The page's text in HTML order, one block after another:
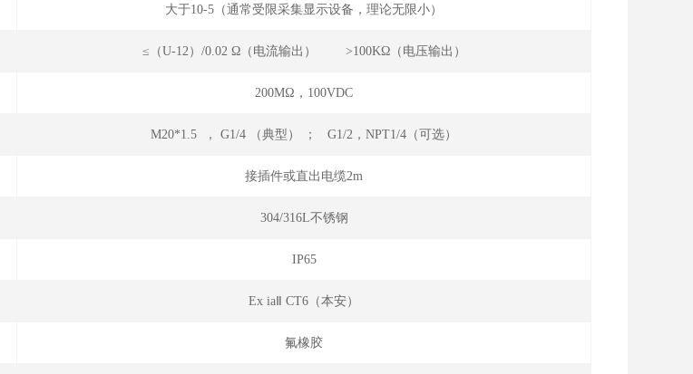
大于10-5（通常受限采集显示设备，理论无限小）
≤（U-12）/0.02 Ω（电流输出） >100KΩ（电压输出）
200MΩ，100VDC
M20*1.5 ， G1/4 （典型） ； G1/2，NPT1/4（可选）
接插件或直出电缆2m
304/316L不锈钢
IP65
Ex iaⅡ CT6（本安）
氟橡胶